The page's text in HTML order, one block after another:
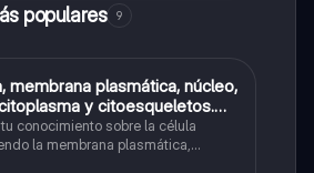
populares 9
membrana plasmática, núcleo,
y citoesqueletos.
de la celula eucariota
conocimiento sobre la célula
la membrana plasmática,
citoplasma y citoesqueleto.